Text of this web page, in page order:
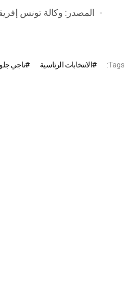
المصدر: وكالة تونس
Tags: الانتخابات الرئاسية ناجي